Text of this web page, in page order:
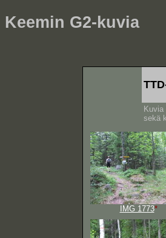
Keemin G2-kuvia
sekä
IMG 1773*